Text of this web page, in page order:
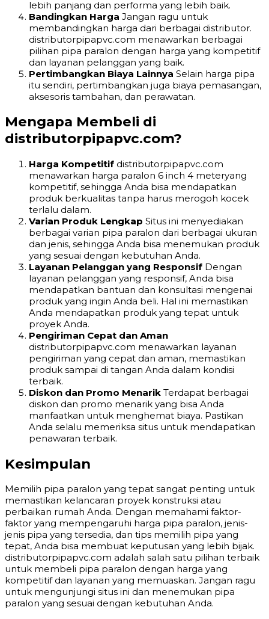
lebih panjang dan performa yang lebih baik.
Bandingkan Harga Jangan ragu untuk
membandingkan harga dari berbagai distributor.
distributorpipapvc.com menawarkan berbagai
pilihan pipa paralon dengan harga yang kompetitif
dan layanan pelanggan yang baik.
Pertimbangkan Biaya Lainnya Selain harga pipa
itu sendiri, pertimbangkan juga biaya pemasangan,
aksesoris tambahan, dan perawatan.
Mengapa Membeli di
distributorpipapvc.com?
Harga Kompetitif distributorpipapvc.com
menawarkan harga paralon 6 inch 4 meteryang
kompetitif, sehingga Anda bisa mendapatkan
produk berkualitas tanpa harus merogoh kocek
terlalu dalam.
Varian Produk Lengkap Situs ini menyediakan
berbagai varian pipa paralon dari berbagai ukuran
dan jenis, sehingga Anda bisa menemukan produk
yang sesuai dengan kebutuhan Anda.
Layanan Pelanggan yang Responsif Dengan
layanan pelanggan yang responsif, Anda bisa
mendapatkan bantuan dan konsultasi mengenai
produk yang ingin Anda beli. Hal ini memastikan
Anda mendapatkan produk yang tepat untuk
proyek Anda.
Pengiriman Cepat dan Aman
distributorpipapvc.com menawarkan layanan
pengiriman yang cepat dan aman, memastikan
produk sampai di tangan Anda dalam kondisi
terbaik.
Diskon dan Promo Menarik Terdapat berbagai
diskon dan promo menarik yang bisa Anda
manfaatkan untuk menghemat biaya. Pastikan
Anda selalu memeriksa situs untuk mendapatkan
penawaran terbaik.
Kesimpulan
Memilih pipa paralon yang tepat sangat penting untuk
memastikan kelancaran proyek konstruksi atau
perbaikan rumah Anda. Dengan memahami faktor-
faktor yang mempengaruhi harga pipa paralon, jenis-
jenis pipa yang tersedia, dan tips memilih pipa yang
tepat, Anda bisa membuat keputusan yang lebih bijak.
distributorpipapvc.com adalah salah satu pilihan terbaik
untuk membeli pipa paralon dengan harga yang
kompetitif dan layanan yang memuaskan. Jangan ragu
untuk mengunjungi situs ini dan menemukan pipa
paralon yang sesuai dengan kebutuhan Anda.